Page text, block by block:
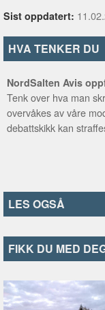
Sist oppdatert:
HVA TENKER DU
NordSalten Avis
Tenk over hva man
overvåkes av våre
debattskikk kan
LES OGSÅ
FIKK DU MED